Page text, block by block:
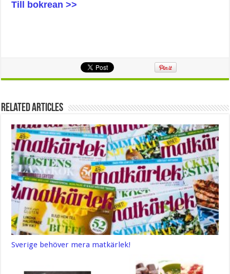
Till bokrean >>
Related Articles
Sverige behöver mera matkärlek!